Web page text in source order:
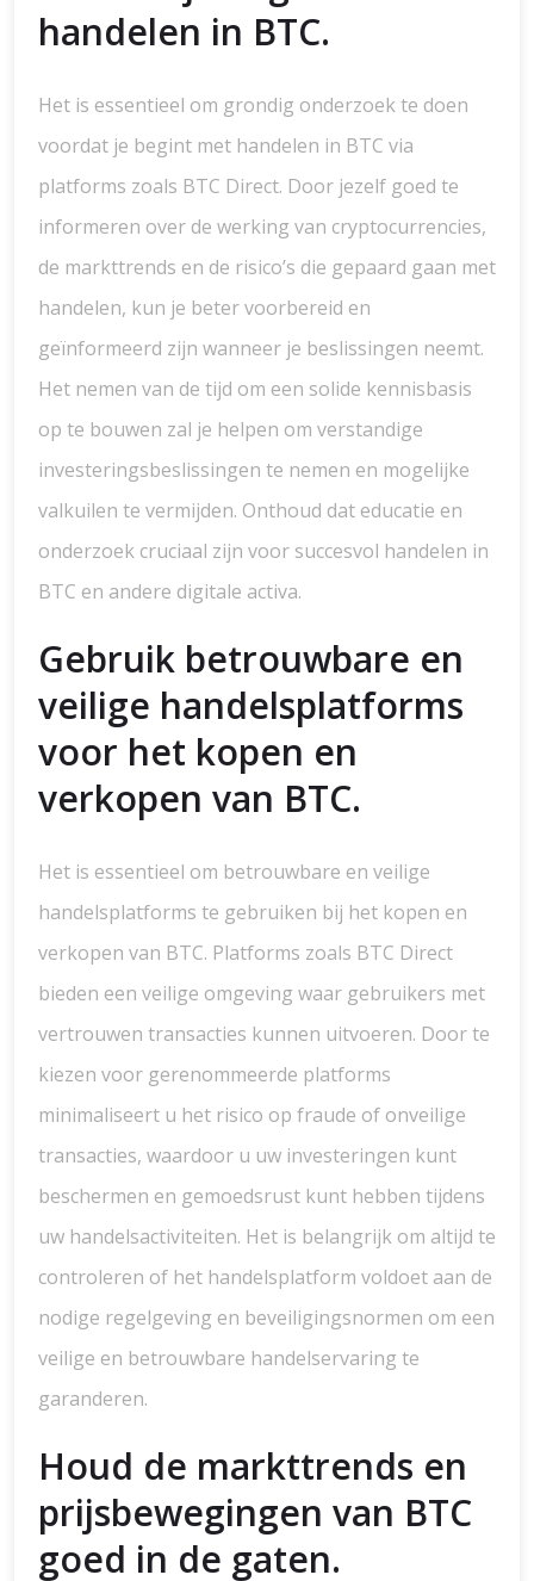
handelen in BTC.
Het is essentieel om grondig onderzoek te doen
voordat je begint met handelen in BTC via
platforms zoals BTC Direct. Door jezelf goed te
informeren over de werking van cryptocurrencies,
de markttrends en de risico’s die gepaard gaan met
handelen, kun je beter voorbereid en
geïnformeerd zijn wanneer je beslissingen neemt.
Het nemen van de tijd om een solide kennisbasis
op te bouwen zal je helpen om verstandige
investeringsbeslissingen te nemen en mogelijke
valkuilen te vermijden. Onthoud dat educatie en
onderzoek cruciaal zijn voor succesvol handelen in
BTC en andere digitale activa.
Gebruik betrouwbare en
veilige handelsplatforms
voor het kopen en
verkopen van BTC.
Het is essentieel om betrouwbare en veilige
handelsplatforms te gebruiken bij het kopen en
verkopen van BTC. Platforms zoals BTC Direct
bieden een veilige omgeving waar gebruikers met
vertrouwen transacties kunnen uitvoeren. Door te
kiezen voor gerenommeerde platforms
minimaliseert u het risico op fraude of onveilige
transacties, waardoor u uw investeringen kunt
beschermen en gemoedsrust kunt hebben tijdens
uw handelsactiviteiten. Het is belangrijk om altijd te
controleren of het handelsplatform voldoet aan de
nodige regelgeving en beveiligingsnormen om een
veilige en betrouwbare handelservaring te
garanderen.
Houd de markttrends en
prijsbewegingen van BTC
goed in de gaten.